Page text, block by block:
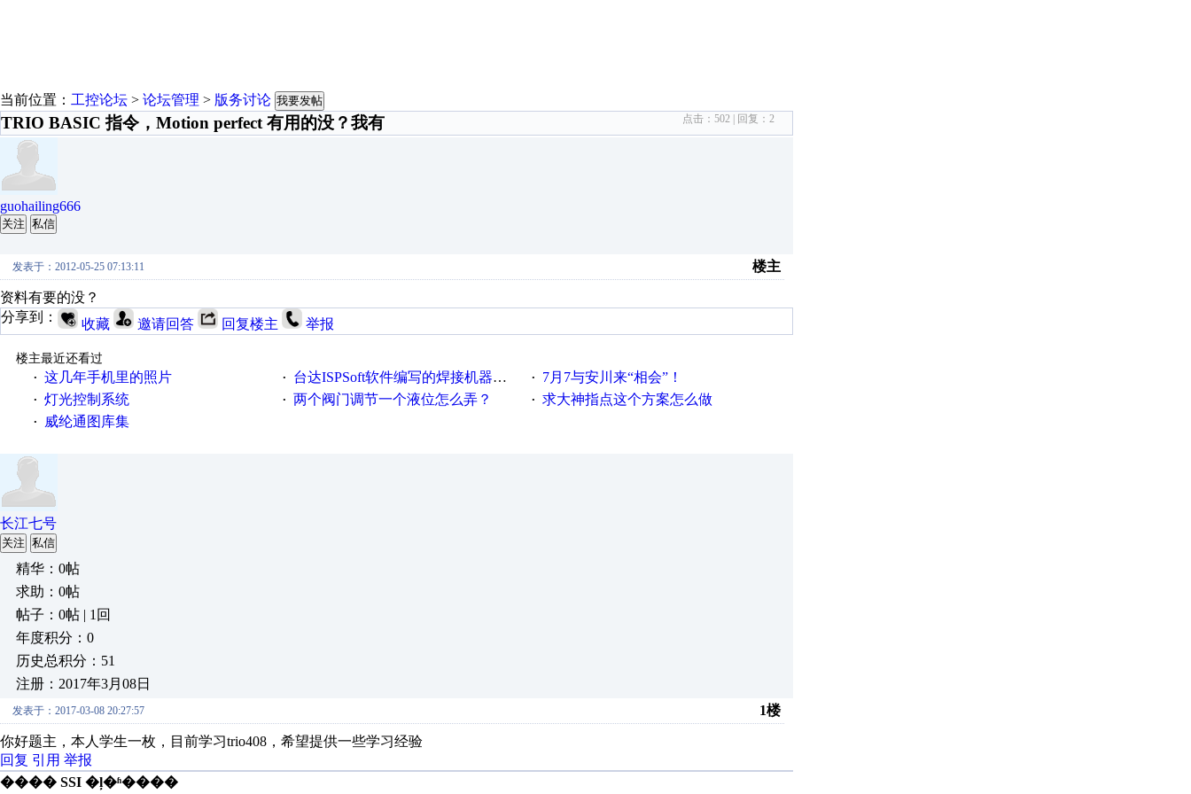
当前位置： 工控论坛 > 论坛管理 > 版务讨论 我要发帖
TRIO BASIC 指令，Motion perfect 有用的没？我有 点击： 502 | 回复： 2
guohailing666
关注 私信
发表于：2012-05-25 07:13:11 楼主
资料有要的没？
分享到：
收藏 邀请回答 回复楼主 举报
楼主最近还看过
· 这几年手机里的照片 · 台达ISPSoft软件编写的焊接机器人程序 · 7月7与安川来“相会”！
· 灯光控制系统 · 两个阀门调节一个液位怎么弄？ · 求大神指点这个方案怎么做
· 威纶通图库集
长江七号
关注 私信
精华：0帖
求助：0帖
帖子：0帖 | 1回
年度积分：0
历史总积分：51
注册：2017年3月08日
发表于：2017-03-08 20:27:57 1楼
你好题主，本人学生一枚，目前学习trio408，希望提供一些学习经验
回复 引用 举报
���� SSI �ļ�ʱ����